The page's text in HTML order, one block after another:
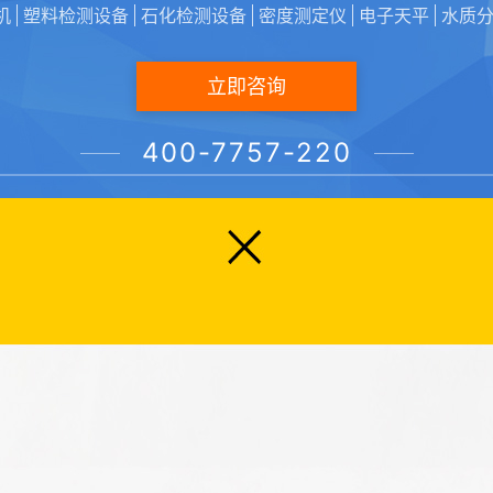
塑料检测设备 石化检测设备 密度测定仪 电子天平 水质
立即咨询
400-7757-220